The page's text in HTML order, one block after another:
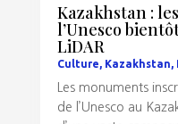
Kazakhstan :
l’Unesco
LiDAR
Culture Kazakhstan
Les monuments
de l’Unesco au